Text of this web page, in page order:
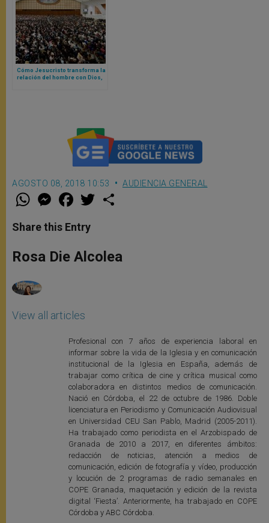
Cómo Jesucristo transforma la
relación del hombre con Dios,
AGOSTO 08, 2018 10:53 AUDIENCIA GENERAL
W
t
s
p
p
M
e
s
e
g
e
F
a
e
b
o
k
w
r
Share this Entry
Rosa Die Alcolea
View all articles
Profesional con 7 años de experiencia laboral en
informar sobre la vida de la Iglesia y en comunicación
institucional de la Iglesia en España, además de
trabajar como crítica de cine y crítica musical como
colaboradora en distintos medios de comunicación.
Nació en Córdoba, el 22 de octubre de 1986. Doble
licenciatura en Periodismo y Comunicación Audiovisual
en Universidad CEU San Pablo, Madrid (2005-2011).
Ha trabajado como periodista en el Arzobispado de
Granada de 2010 a 2017, en diferentes ámbitos:
redacción de noticias, atención a medios de
comunicación, edición de fotografía y vídeo, producción
y locución de 2 programas de radio semanales en
COPE Granada, maquetación y edición de la revista
digital ‘Fiesta’. Anteriormente, ha trabajado en COPE
Córdoba y ABC Córdoba.